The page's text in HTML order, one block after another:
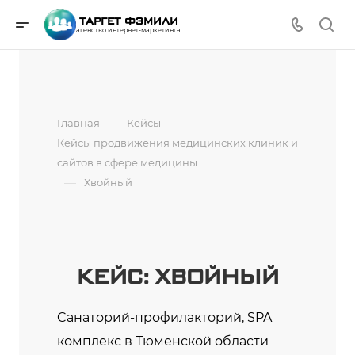
ТАРГЕТ ФЭМИЛИ
агенство интернет-маркетинга
Главная — Кейсы —
Кейсы продвижения медицинских клиник и
сайтов в сфере медицины
— Хвойный
КЕЙС: ХВОЙНЫЙ
Cанаторий-профилакторий, SPA
комплекс в Тюменской области